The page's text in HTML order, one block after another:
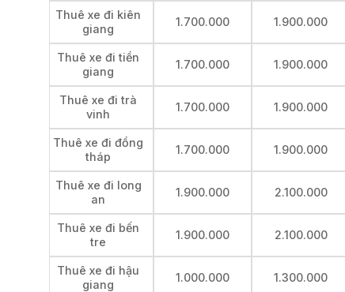
Thuê xe đi kiên
giang
1.700.000 1.900.000
Thuê xe đi tiền
giang
1.700.000 1.900.000
Thuê xe đi trà
vinh
1.700.000 1.900.000
Thuê xe đi đồng
tháp
1.700.000 1.900.000
Thuê xe đi long
an
1.900.000 2.100.000
Thuê xe đi bến
tre
1.900.000 2.100.000
Thuê xe đi hậu
giang
1.000.000 1.300.000